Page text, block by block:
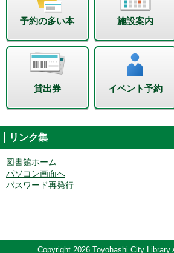
予約の多い本 施設案内
貸出券 イベント予約
リンク集
図書館ホーム
パソコン画面へ
パスワード再発行
Copyright 2026 Toyohashi City Library